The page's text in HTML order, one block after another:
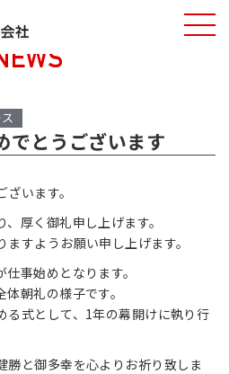
でとうございます
います。
厚く御礼申し上げます。
すようお願い申し上げます。
事始めとなります。
朝礼の様子です。
る式として、1年の幕開けに執り行
勝と御多幸を心よりお祈り致しま